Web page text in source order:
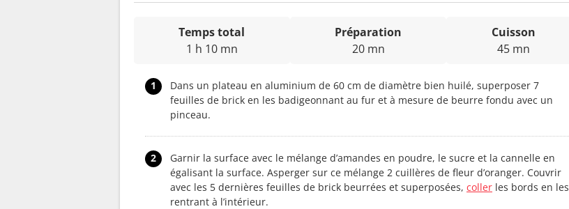
Temps total
1 h 10 mn
Préparation
20 mn
Cuisson
45 mn
1
Dans un plateau en aluminium de 60 cm de diamètre bien huilé, superposer 7
feuilles de brick en les badigeonnant au fur et à mesure de beurre fondu avec un
pinceau.
2
Garnir la surface avec le mélange d’amandes en poudre, le sucre et la cannelle en
égalisant la surface. Asperger sur ce mélange 2 cuillères de fleur d’oranger. Couvrir
avec les 5 dernières feuilles de brick beurrées et superposées, coller les bords en les
rentrant à l’intérieur.